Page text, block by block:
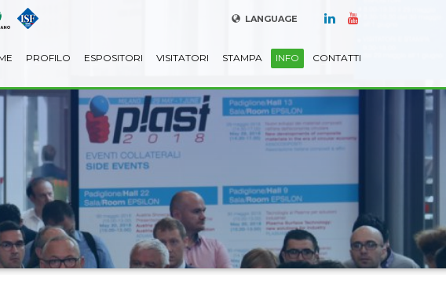
LANGUAGE
PROFILO ESPOSITORI VISITATORI STAMPA INFO CONTATTI